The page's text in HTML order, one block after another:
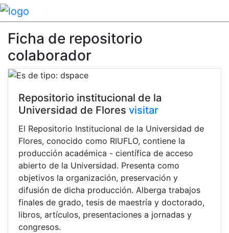
Ficha de repositorio
colaborador
Repositorio institucional de la
Universidad de Flores visitar
El Repositorio Institucional de la Universidad de
Flores, conocido como RIUFLO, contiene la
producción académica - científica de acceso
abierto de la Universidad. Presenta como
objetivos la organización, preservación y
difusión de dicha producción. Alberga trabajos
finales de grado, tesis de maestría y doctorado,
libros, artículos, presentaciones a jornadas y
congresos.